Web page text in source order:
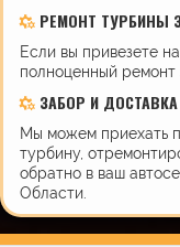
РЕМОНТ ТУРБИНЫ
Если вы привезете
полноценный ремонт
ЗАБОР И
Мы можем приехать
турбину,
обратно в ваш
Области.